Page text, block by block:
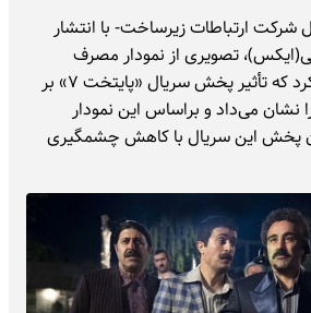
شرکت ارتباطات زیرساخت- با انتشار
تصویری از نمودار مصرف
اینترنت کشور منتشر کرد که تأثیر پخش سریال «پایتخت ۷» بر
نشان می‌داد و براساس این نمودار
پخش این سریال با کاهش چشمگیری